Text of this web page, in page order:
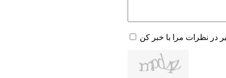
در نظرات مرا با خبر کن